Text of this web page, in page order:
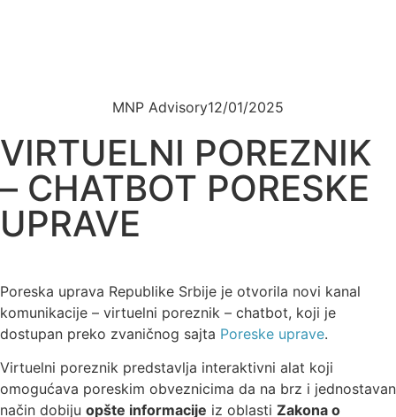
MNP Advisory12/01/2025
VIRTUELNI POREZNIK
– CHATBOT PORESKE
UPRAVE
Poreska uprava Republike Srbije je otvorila novi kanal
komunikacije – virtuelni poreznik – chatbot, koji je
dostupan preko zvaničnog sajta Poreske uprave.
Virtuelni poreznik predstavlja interaktivni alat koji
omogućava poreskim obveznicima da na brz i jednostavan
način dobiju opšte informacije iz oblasti Zakona o